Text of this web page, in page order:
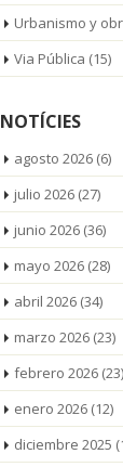
Urbanismo y
Via Pública (15)
NOTÍCIES
agosto 2026(6)
julio 2026(27)
junio 2026(36)
mayo 2026(28)
abril 2026(34)
marzo 2026(23)
febrero 2026(23)
enero 2026(12)
diciembre 2025